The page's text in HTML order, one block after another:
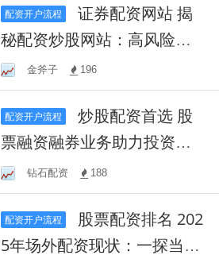
配资开户流程
证券配资网站 揭
秘配资炒股网站：高风险投
资背后的机遇与挑战并存
金斧子 196
配资开户流程
炒股配资首选 股
票融资融券业务助力投资者
灵活配置资产、提升市场活
力
钻石配资 188
配资开户流程
5年场外配资现状：一探当前